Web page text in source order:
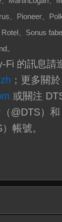
Pioneer、
Rotel Sonus
。
Fi 的訊息請
；更多關
或關注
（@DTS）和
）帳號。